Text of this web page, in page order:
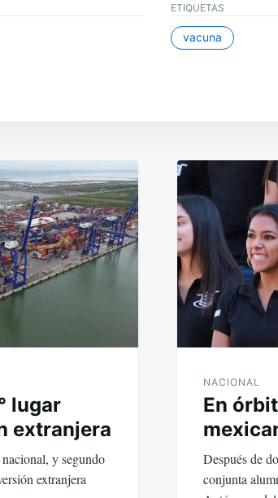
ETIQUETAS
vacuna
lugar
extranjera
y segundo
extranjera
NACIONAL
En
Después de
conjunta